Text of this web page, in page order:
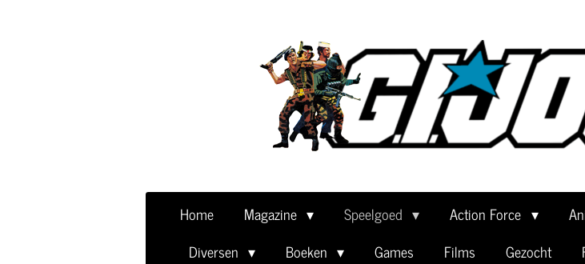
Home Magazine Speelgoed Action Force
Diversen
Boeken Games Films Gezocht